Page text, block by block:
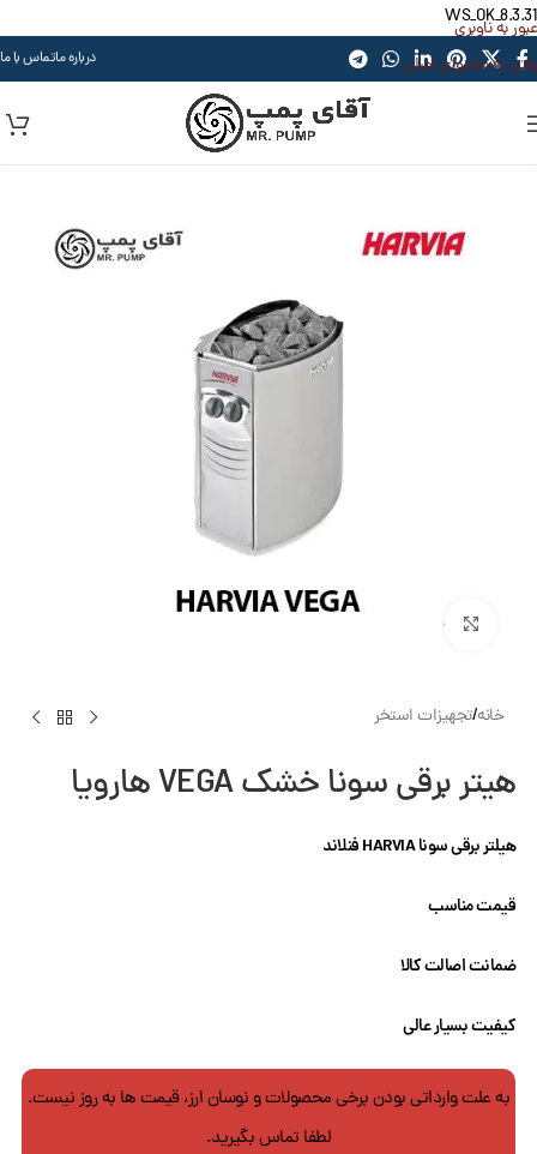
WS_OK_8.3.31
عبور به ناوبری
رفتن به محتوای اصلی
درباره ماتماس با ما
بزرگنمایی تصویر
خانه/تجهیزات استخر
هیتر برقی سونا خشک VEGA هارویا
هیلتر برقی سونا HARVIA فنلاند
قیمت مناسب
ضمانت اصالت کالا
کیفیت بسیار عالی
به علت وارداتی بودن برخی محصولات و نوسان ارز، قیمت ها به روز نیست.
لطفا تماس بگیرید.